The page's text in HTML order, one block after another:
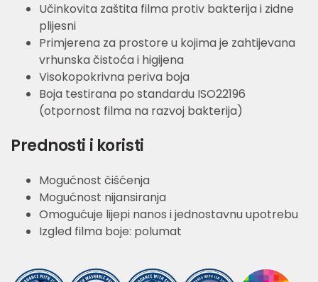
Učinkovita zaštita filma protiv bakterija i zidne
plijesni
Primjerena za prostore u kojima je zahtijevana
vrhunska čistoća i higijena
Visokopokrivna periva boja
Boja testirana po standardu ISO22196
(otpornost filma na razvoj bakterija)
Prednosti i koristi
Mogućnost čišćenja
Mogućnost nijansiranja
Omogućuje lijepi nanos i jednostavnu upotrebu
Izgled filma boje: polumat